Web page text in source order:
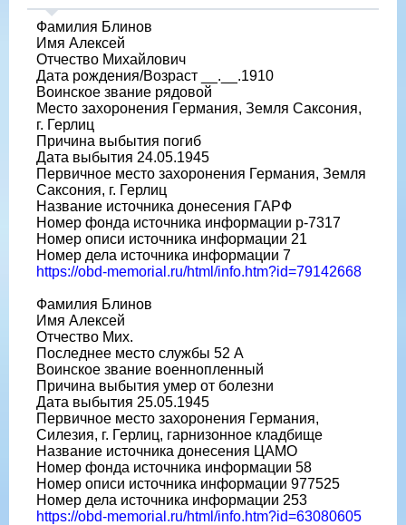
Фамилия Блинов
Имя Алексей
Отчество Михайлович
Дата рождения/Возраст __.__.1910
Воинское звание рядовой
Место захоронения Германия, Земля Саксония,
г. Герлиц
Причина выбытия погиб
Дата выбытия 24.05.1945
Первичное место захоронения Германия, Земля
Саксония, г. Герлиц
Название источника донесения ГАРФ
Номер фонда источника информации р-7317
Номер описи источника информации 21
Номер дела источника информации 7
https://obd-memorial.ru/html/info.htm?id=79142668
Фамилия Блинов
Имя Алексей
Отчество Мих.
Последнее место службы 52 А
Воинское звание военнопленный
Причина выбытия умер от болезни
Дата выбытия 25.05.1945
Первичное место захоронения Германия,
Силезия, г. Герлиц, гарнизонное кладбище
Название источника донесения ЦАМО
Номер фонда источника информации 58
Номер описи источника информации 977525
Номер дела источника информации 253
https://obd-memorial.ru/html/info.htm?id=63080605